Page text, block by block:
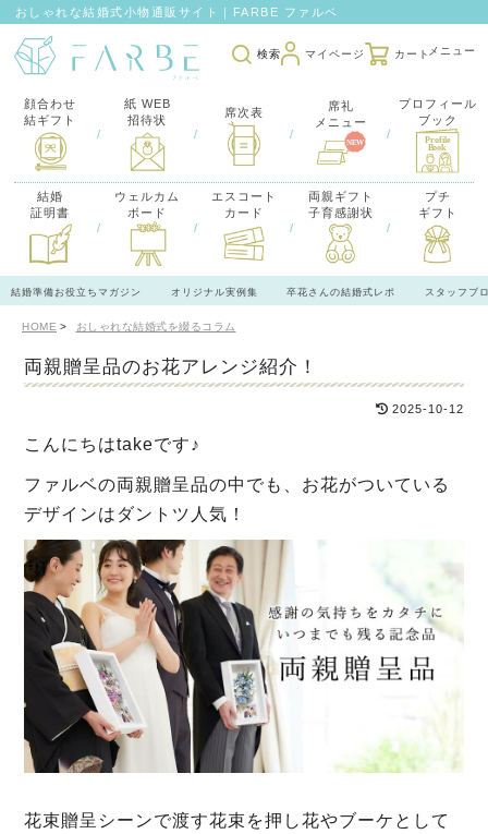
おしゃれな結婚式小物通販サイト｜FARBE ファルベ
検索 マイページ カート
顔合わせ
結ギフト
/
紙 WEB
招待状
/
席次表
/
席礼
メニュー
/
プロフィール
ブック
結婚
証明書
/
ウェルカム
ボード
/
エスコート
カード
/
両親ギフト
子育感謝状
/
プチ
ギフト
結婚準備お役立ちマガジン オリジナル実例集 卒花さんの結婚式レポ スタッフブ
HOME おしゃれな結婚式を綴るコラム
両親贈呈品のお花アレンジ紹介！
2025-10-12
こんにちはtakeです♪
ファルベの両親贈呈品の中でも、お花がついている
デザインはダントツ人気！
花束贈呈シーンで渡す花束を押し花やブーケとして